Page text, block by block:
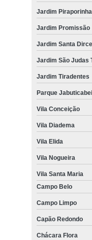
Jardim Piraporinha
Jardim Promissão
Jardim Santa Dirce
Jardim São Judas
Jardim Tiradentes
Parque
Vila Conceição
Vila Diadema
Vila Elida
Vila Nogueira
Vila Santa Maria
Campo Belo
Campo Limpo
Capão Redondo
Chácara Flora